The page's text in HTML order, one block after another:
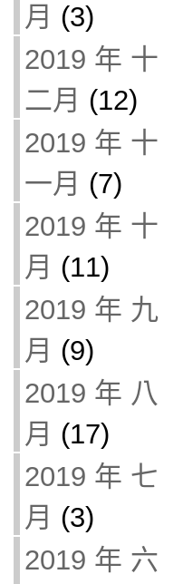
月 (3)
2019 年 十
二月 (12)
2019 年 十
一月 (7)
2019 年 十
月 (11)
2019 年 九
月 (9)
2019 年 八
月 (17)
2019 年 七
月 (3)
2019 年 六